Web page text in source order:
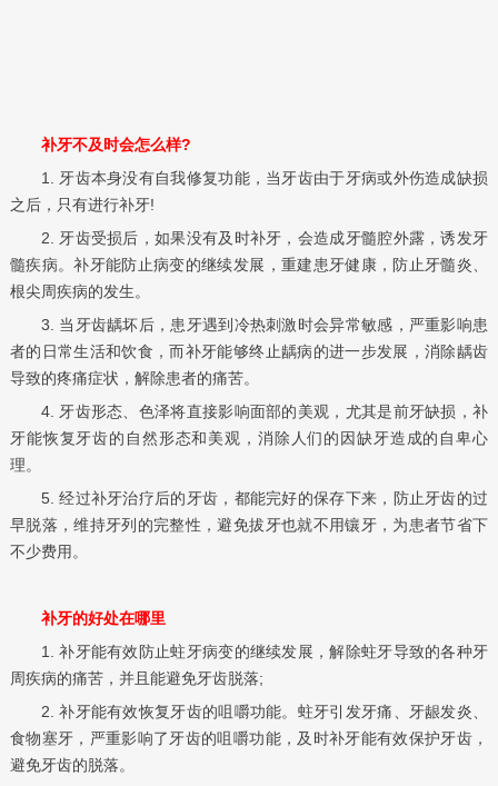
补牙不及时会怎么样?
1. 牙齿本身没有自我修复功能，当牙齿由于牙病或外伤造成缺损
之后，只有进行补牙!
2. 牙齿受损后，如果没有及时补牙，会造成牙髓腔外露，诱发牙
髓疾病。补牙能防止病变的继续发展，重建患牙健康，防止牙髓炎、
根尖周疾病的发生。
3. 当牙齿龋坏后，患牙遇到冷热刺激时会异常敏感，严重影响患
者的日常生活和饮食，而补牙能够终止龋病的进一步发展，消除龋齿
导致的疼痛症状，解除患者的痛苦。
4. 牙齿形态、色泽将直接影响面部的美观，尤其是前牙缺损，补
牙能恢复牙齿的自然形态和美观，消除人们的因缺牙造成的自卑心
理。
5. 经过补牙治疗后的牙齿，都能完好的保存下来，防止牙齿的过
早脱落，维持牙列的完整性，避免拔牙也就不用镶牙，为患者节省下
不少费用。
补牙的好处在哪里
1. 补牙能有效防止蛀牙病变的继续发展，解除蛀牙导致的各种牙
周疾病的痛苦，并且能避免牙齿脱落;
2. 补牙能有效恢复牙齿的咀嚼功能。蛀牙引发牙痛、牙龈发炎、
食物塞牙，严重影响了牙齿的咀嚼功能，及时补牙能有效保护牙齿，
避免牙齿的脱落。